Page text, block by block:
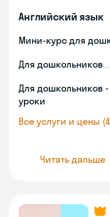
Английский язык
Мини-курс для
Для дошкольников
Для дошкольников
уроки
Все услуги и цены
Читать дальше